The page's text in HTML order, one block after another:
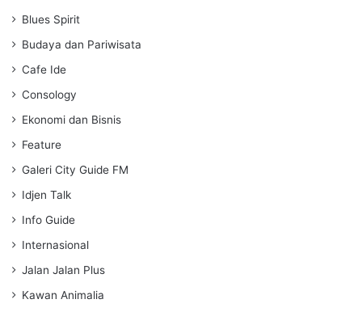
Blues Spirit
Budaya dan Pariwisata
Cafe Ide
Consology
Ekonomi dan Bisnis
Feature
Galeri City Guide FM
Idjen Talk
Info Guide
Internasional
Jalan Jalan Plus
Kawan Animalia